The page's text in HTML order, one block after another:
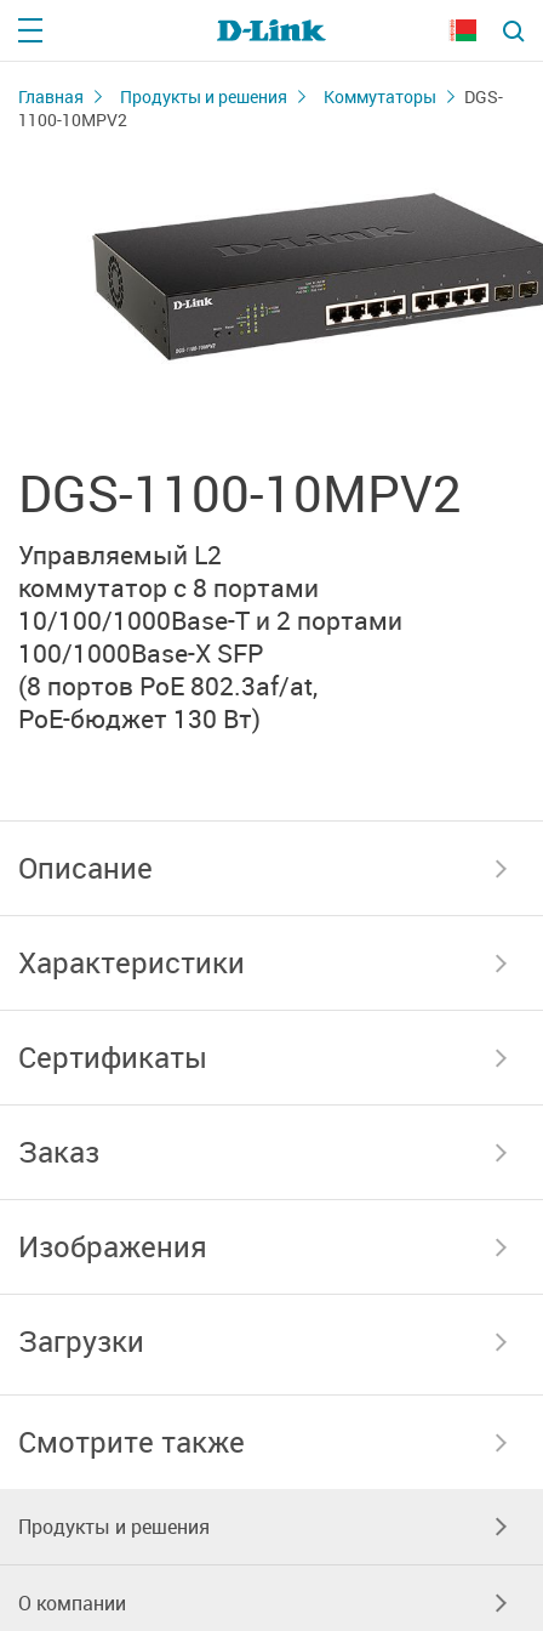
Главная Продукты и решения Коммутаторы
DGS-
1100-10MPV2
DGS-1100-10MPV2
Управляемый L2
коммутатор с 8 портами
10/100/1000Base-T и 2 портами
100/1000Base-X SFP
(8 портов PoE 802.3af/at,
PoE-бюджет 130 Вт)
Описание
Характеристики
Сертификаты
Заказ
Изображения
Загрузки
Смотрите также
Продукты и решения
О компании